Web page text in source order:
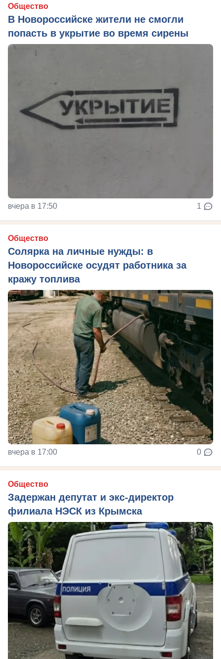
Общество
В Новороссийске жители не смогли
попасть в укрытие во время сирены
вчера в 17:50 1
Общество
Солярка на личные нужды: в
Новороссийске осудят работника за
кражу топлива
вчера в 17:00 0
Общество
Задержан депутат и экс-директор
филиала НЭСК из Крымска